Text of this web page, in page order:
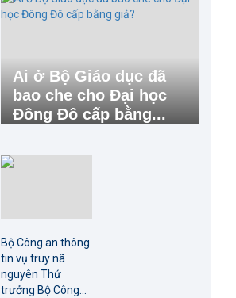
Ai ở Bộ Giáo dục đã
bao che cho Đại học
Đông Đô cấp bằng...
Bộ Công an thông
tin vụ truy nã
nguyên Thứ
trưởng Bộ Công...